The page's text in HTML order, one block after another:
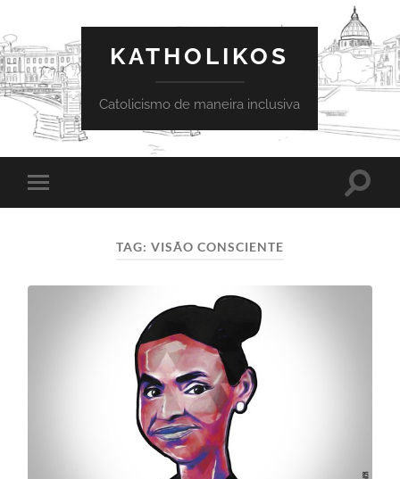
KATHOLIKOS
Catolicismo de maneira inclusiva
Toggle
mobile
Toggle
TAG: VISÃO CONSCIENTE